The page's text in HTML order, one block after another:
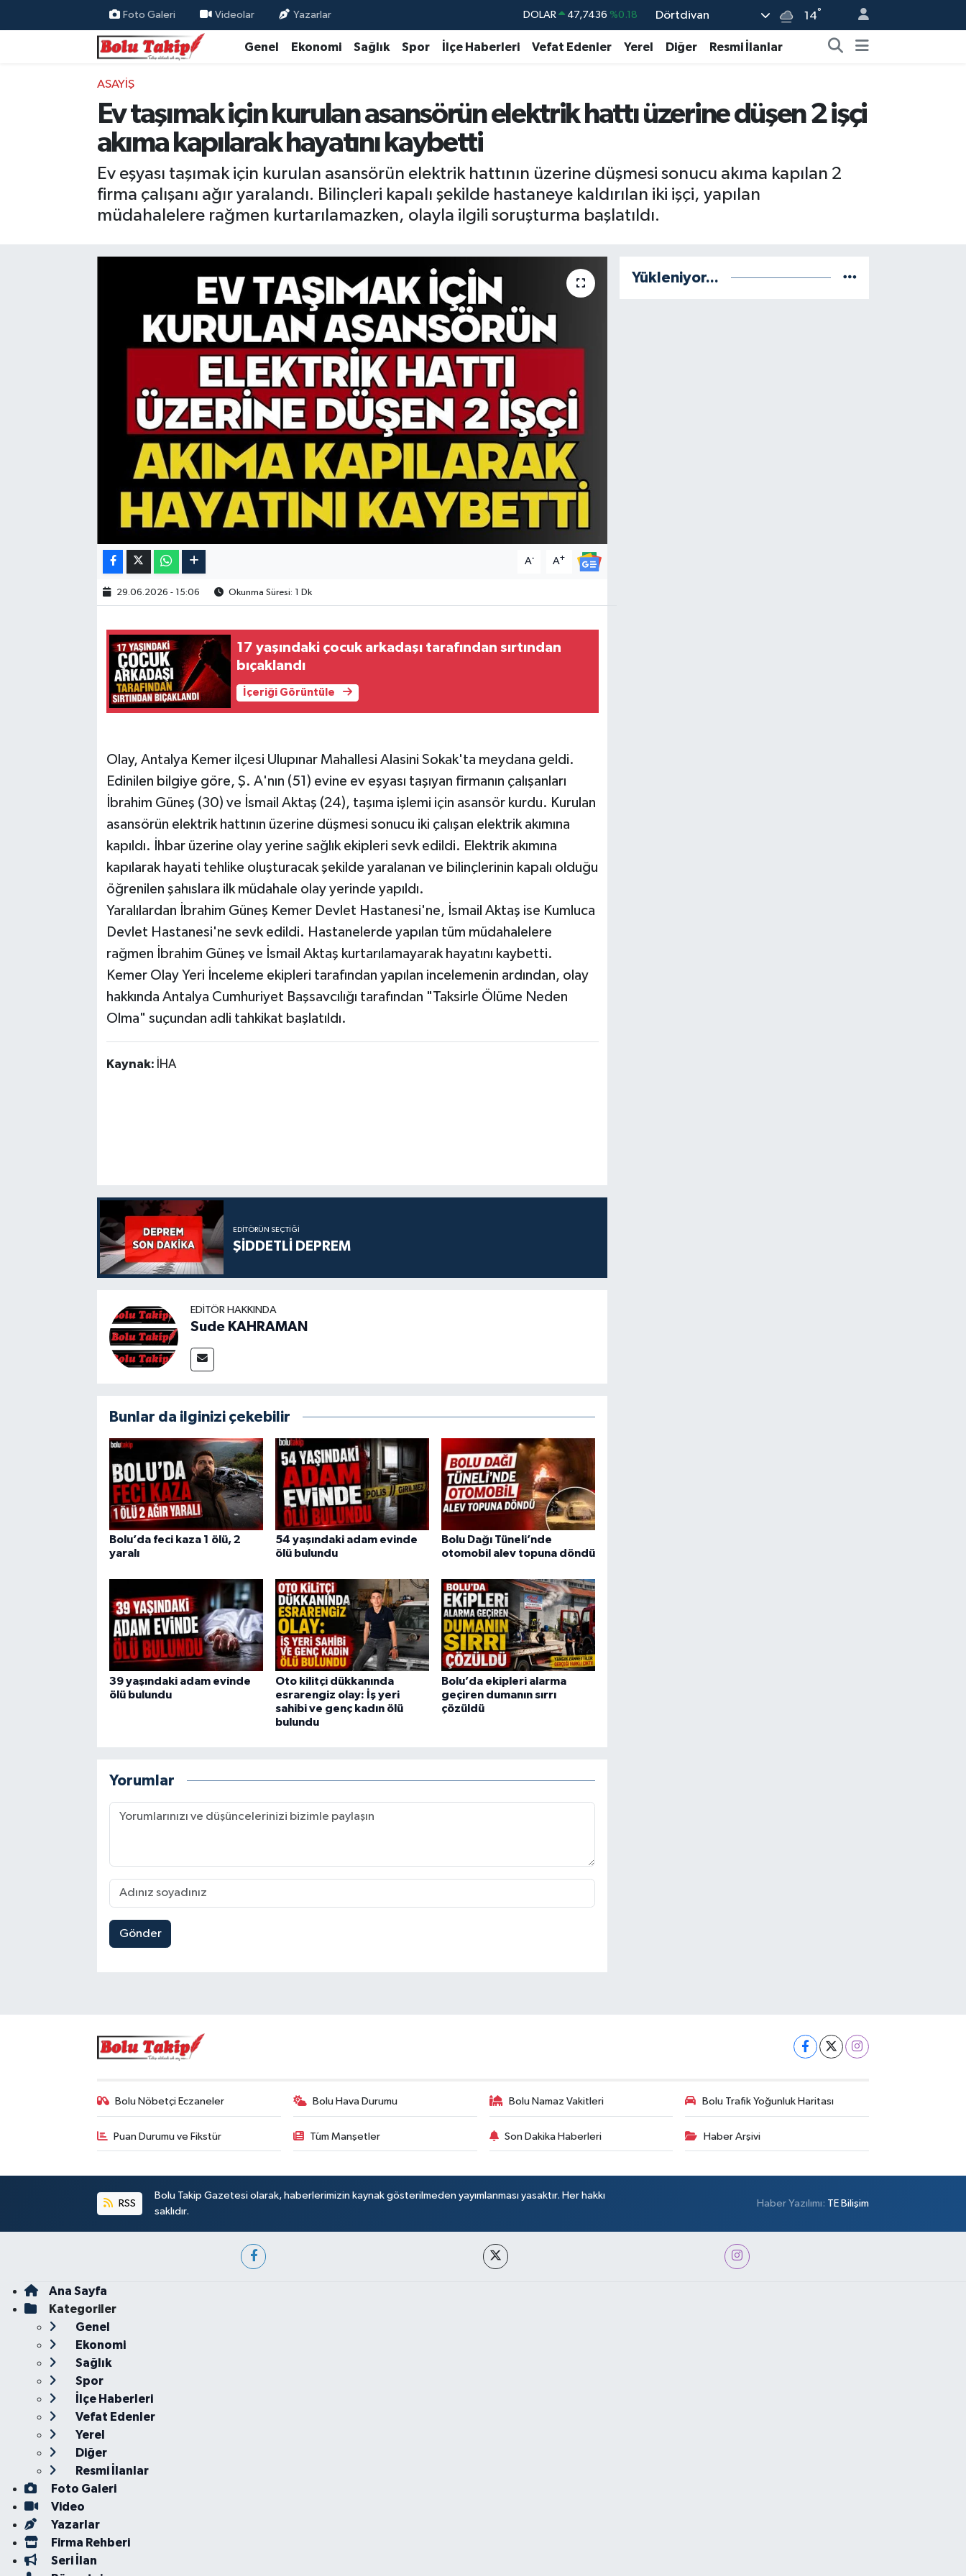
Foto Galeri Videolar Yazarlar DOLAR 47,7436 %0.18
EURO 55,2510 %0.32
BİST100 13.779 %-14
Dörtdivan 14°
Genel Ekonomi Sağlık Spor İlçe Haberleri Vefat Edenler Yerel Diğer Resmi İlanlar
ASAYIŞ
Ev taşımak için kurulan asansörün elektrik hattı üzerine düşen 2 işçi
akıma kapılarak hayatını kaybetti
Ev eşyası taşımak için kurulan asansörün elektrik hattının üzerine düşmesi sonucu akıma kapılan 2
firma çalışanı ağır yaralandı. Bilinçleri kapalı şekilde hastaneye kaldırılan iki işçi, yapılan
müdahalelere rağmen kurtarılamazken, olayla ilgili soruşturma başlatıldı.
A- A+
29.06.2026 - 15:06 Okunma Süresi: 1 Dk
17 yaşındaki çocuk arkadaşı tarafından sırtından
bıçaklandı
İçeriği Görüntüle
Olay, Antalya Kemer ilçesi Ulupınar Mahallesi Alasini Sokak'ta meydana geldi.
Edinilen bilgiye göre, Ş. A'nın (51) evine ev eşyası taşıyan firmanın çalışanları
İbrahim Güneş (30) ve İsmail Aktaş (24), taşıma işlemi için asansör kurdu. Kurulan
asansörün elektrik hattının üzerine düşmesi sonucu iki çalışan elektrik akımına
kapıldı. İhbar üzerine olay yerine sağlık ekipleri sevk edildi. Elektrik akımına
kapılarak hayati tehlike oluşturacak şekilde yaralanan ve bilinçlerinin kapalı olduğu
öğrenilen şahıslara ilk müdahale olay yerinde yapıldı.
Yaralılardan İbrahim Güneş Kemer Devlet Hastanesi'ne, İsmail Aktaş ise Kumluca
Devlet Hastanesi'ne sevk edildi. Hastanelerde yapılan tüm müdahalelere
rağmen İbrahim Güneş ve İsmail Aktaş kurtarılamayarak hayatını kaybetti.
Kemer Olay Yeri İnceleme ekipleri tarafından yapılan incelemenin ardından, olay
hakkında Antalya Cumhuriyet Başsavcılığı tarafından "Taksirle Ölüme Neden
Olma" suçundan adli tahkikat başlatıldı.
Kaynak: İHA
EDITÖRÜN SEÇTIĞI
ŞİDDETLİ DEPREM
EDITÖR HAKKINDA
Sude KAHRAMAN
Bunlar da ilginizi çekebilir
Bolu’da feci kaza 1 ölü, 2
yaralı
54 yaşındaki adam evinde
ölü bulundu
Bolu Dağı Tüneli’nde
otomobil alev topuna döndü
39 yaşındaki adam evinde
ölü bulundu
Oto kilitçi dükkanında
esrarengiz olay: İş yeri
sahibi ve genç kadın ölü
bulundu
Bolu’da ekipleri alarma
geçiren dumanın sırrı
çözüldü
Yorumlar
Gönder
Yükleniyor...
Bolu Nöbetçi Eczaneler Bolu Hava Durumu Bolu Namaz Vakitleri Bolu Trafik Yoğunluk Haritası
Puan Durumu ve Fikstür Tüm Manşetler Son Dakika Haberleri Haber Arşivi
RSS
Bolu Takip Gazetesi olarak, haberlerimizin kaynak gösterilmeden yayımlanması yasaktır. Her hakkı
saklıdır.
Haber Yazılımı: TE Bilişim
Ana Sayfa
Kategoriler
Genel
Ekonomi
Sağlık
Spor
İlçe Haberleri
Vefat Edenler
Yerel
Diğer
Resmi İlanlar
Foto Galeri
Video
Yazarlar
Firma Rehberi
Seri İlan